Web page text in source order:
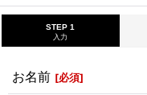
STEP 1
入力
お名前 [必須]